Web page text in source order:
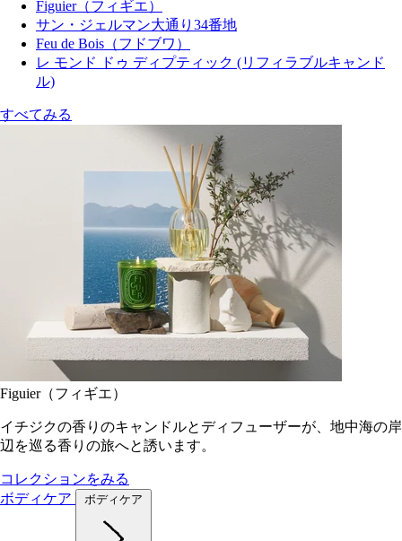
Figuier（フィギエ）
サン・ジェルマン大通り34番地
Feu de Bois（フドブワ）
レ モンド ドゥ ディプティック (リフィラブルキャンド
ル)
すべてみる
Figuier（フィギエ）
イチジクの香りのキャンドルとディフューザーが、地中海の岸
辺を巡る香りの旅へと誘います。
コレクションをみる
ボディケア
ボディケア